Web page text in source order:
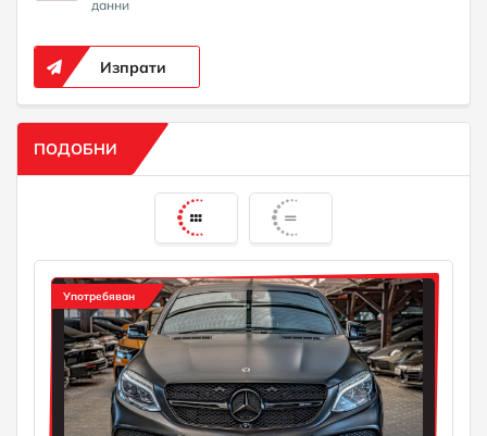
данни
Изпрати
ПОДОБНИ
Употребяван